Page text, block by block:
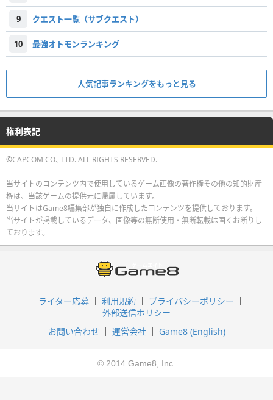
9 クエスト一覧（サブクエスト）
10 最強オトモンランキング
人気記事ランキングをもっと見る
権利表記
©CAPCOM CO., LTD. ALL RIGHTS RESERVED.
当サイトのコンテンツ内で使用しているゲーム画像の著作権その他の知的財産
権は、当該ゲームの提供元に帰属しています。
当サイトはGame8編集部が独自に作成したコンテンツを提供しております。
当サイトが掲載しているデータ、画像等の無断使用・無断転載は固くお断りし
ております。
ライター応募 利用規約
プライバシーポリシー
外部送信ポリシー
お問い合わせ
運営会社 Game8 (English)
© 2014 Game8, Inc.